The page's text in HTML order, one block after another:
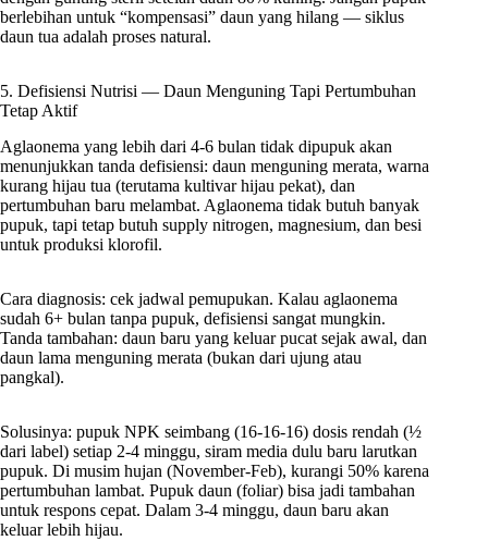
berlebihan untuk “kompensasi” daun yang hilang — siklus
daun tua adalah proses natural.
5. Defisiensi Nutrisi — Daun Menguning Tapi Pertumbuhan
Tetap Aktif
Aglaonema yang lebih dari 4-6 bulan tidak dipupuk akan
menunjukkan tanda defisiensi: daun menguning merata, warna
kurang hijau tua (terutama kultivar hijau pekat), dan
pertumbuhan baru melambat. Aglaonema tidak butuh banyak
pupuk, tapi tetap butuh supply nitrogen, magnesium, dan besi
untuk produksi klorofil.
Cara diagnosis: cek jadwal pemupukan. Kalau aglaonema
sudah 6+ bulan tanpa pupuk, defisiensi sangat mungkin.
Tanda tambahan: daun baru yang keluar pucat sejak awal, dan
daun lama menguning merata (bukan dari ujung atau
pangkal).
Solusinya: pupuk NPK seimbang (16-16-16) dosis rendah (½
dari label) setiap 2-4 minggu, siram media dulu baru larutkan
pupuk. Di musim hujan (November-Feb), kurangi 50% karena
pertumbuhan lambat. Pupuk daun (foliar) bisa jadi tambahan
untuk respons cepat. Dalam 3-4 minggu, daun baru akan
keluar lebih hijau.